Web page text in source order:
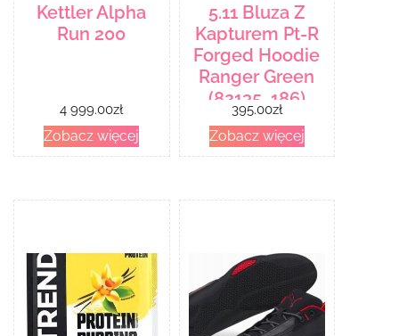
Kettler Alpha
Run 200
4 999.00zł
Zobacz więcej
5.11 Bluza Z
Kapturem Pt-R
Forged Hoodie
Ranger Green
(82135_186)
395.00zł
Zobacz więcej